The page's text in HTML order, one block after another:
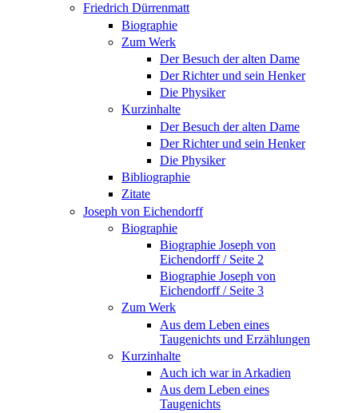
Friedrich Dürrenmatt
Biographie
Zum Werk
Der Besuch der alten Dame
Der Richter und sein Henker
Die Physiker
Kurzinhalte
Der Besuch der alten Dame
Der Richter und sein Henker
Die Physiker
Bibliographie
Zitate
Joseph von Eichendorff
Biographie
Biographie Joseph von
Eichendorff / Seite 2
Biographie Joseph von
Eichendorff / Seite 3
Zum Werk
Aus dem Leben eines
Taugenichts und Erzählungen
Kurzinhalte
Auch ich war in Arkadien
Aus dem Leben eines
Taugenichts